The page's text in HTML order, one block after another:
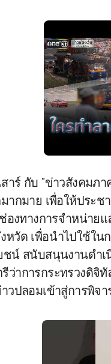
าร์ กับ “ข่าวสังคมภ
ากมาย เพื่อให้ประช
องทางการจำหน่าย
หวัด เพื่อนำไปใช้ใ
ชน์ สนับสนุนงานดำ
าการกระทรวงดิจิทั
วปลอมเข้าสู่การพิจ